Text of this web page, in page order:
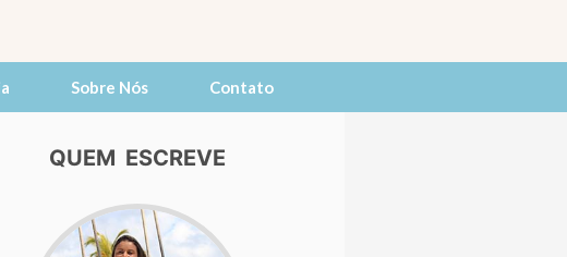
Sobre Nós Contato
QUEM ESCREVE